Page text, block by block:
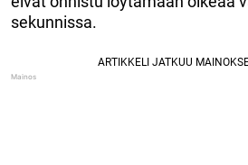
sekunnissa.